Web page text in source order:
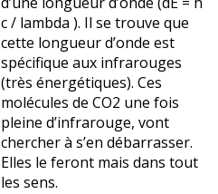
c / lambda ). Il se trouve que
cette longueur d’onde est
spécifique aux infrarouges
(très énergétiques). Ces
molécules de CO2 une fois
pleine d’infrarouge, vont
chercher à s’en débarrasser.
Elles le feront mais dans tout
les sens.